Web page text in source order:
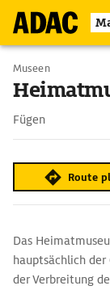
Museen
Fügen
Route
Das
hauptsächlich
der Verbreitung